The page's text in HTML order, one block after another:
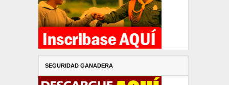
SEGURIDAD GANADERA